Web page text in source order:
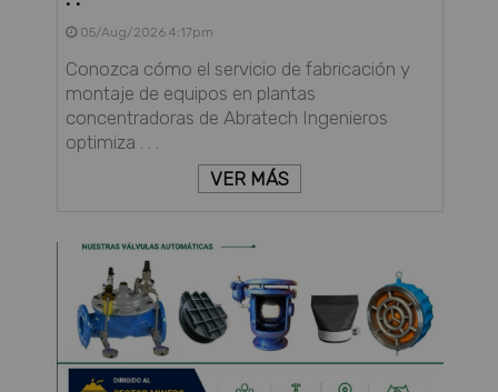
05/Aug/2026 4:17pm
Conozca cómo el servicio de fabricación y
montaje de equipos en plantas
concentradoras de Abratech Ingenieros
optimiza . . .
VER MÁS